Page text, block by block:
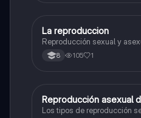
Biologia
La reproduccion
Reproducción sexual y
8 105 1
Biologia
Reproducción asexual
Los tipos de reproducción